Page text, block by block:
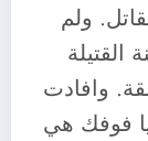
ولم
القتيلة
وافادت
فوفك هي